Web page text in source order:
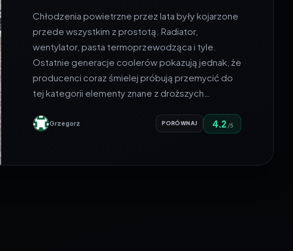
Chłodzenia powietrzne przez lata były kojarzone
przede wszystkim z prostotą. Radiator,
wentylator, pasta termoprzewodząca i tyle.
Ostatnie generacje coolerów pokazują jednak, że
producenci coraz śmielej próbują przemycić do
tej kategorii elementy znane z droższych…
Grzegorz PORÓWNAJ 4.2 /5